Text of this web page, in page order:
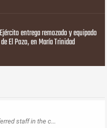
entrega remozado y equipado
El Pozo, en María Trinidad
staff in the c...